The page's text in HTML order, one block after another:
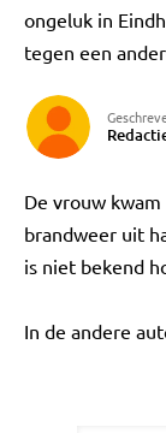
ongeluk in
tegen een
De vrouw
brandweer uit
is niet bekend
In de andere